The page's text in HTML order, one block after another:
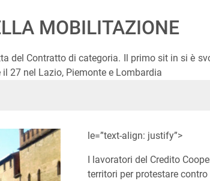
MOBILITAZIONE
del Contratto di categoria. Il primo sit in si è
27 nel Lazio, Piemonte e Lombardia
le=”text-align: justify”>
I lavoratori del Credito
territori per protestare